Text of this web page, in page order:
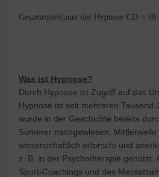
Gesamtspieldauer der Hypnose-CD = 38
Was ist Hypnose?
Durch Hypnose ist Zugriff auf das
Hypnose ist seit mehreren Tausend
wurde in der Geschichte bereits
Sumerer nachgewiesen.
wissenschaftlich erforscht und
z. B. in der Psychotherapie genützt.
Sport-Coachings und des